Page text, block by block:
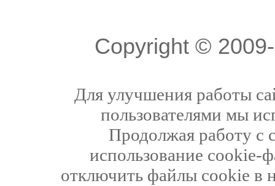
Copyright ©
Для улучшения работы
пользователями мы
Продолжая работу с
использование cookie-
отключить файлы cookie в